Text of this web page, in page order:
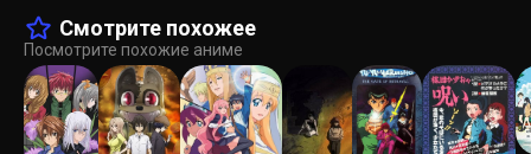
Смотрите похожее
Посмотрите похожие аниме